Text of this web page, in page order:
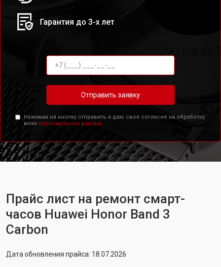
Гарантия до 3-х лет
Отправить заявку
Нажимая на кнопку отправить я даю свое согласие на обработку
моих персональных данных.
Прайс лист на ремонт смарт-
часов Huawei Honor Band 3
Carbon
Дата обновления прайса: 18.07.2026